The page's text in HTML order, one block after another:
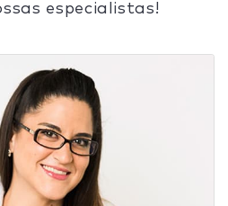
especialistas!